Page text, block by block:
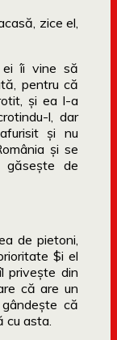
zice el,
ei îi vine să
pentru că
și ea l-a
l, dar
și nu
și se
de
de pietoni,
$i el
privește din
că are un
că
asta.